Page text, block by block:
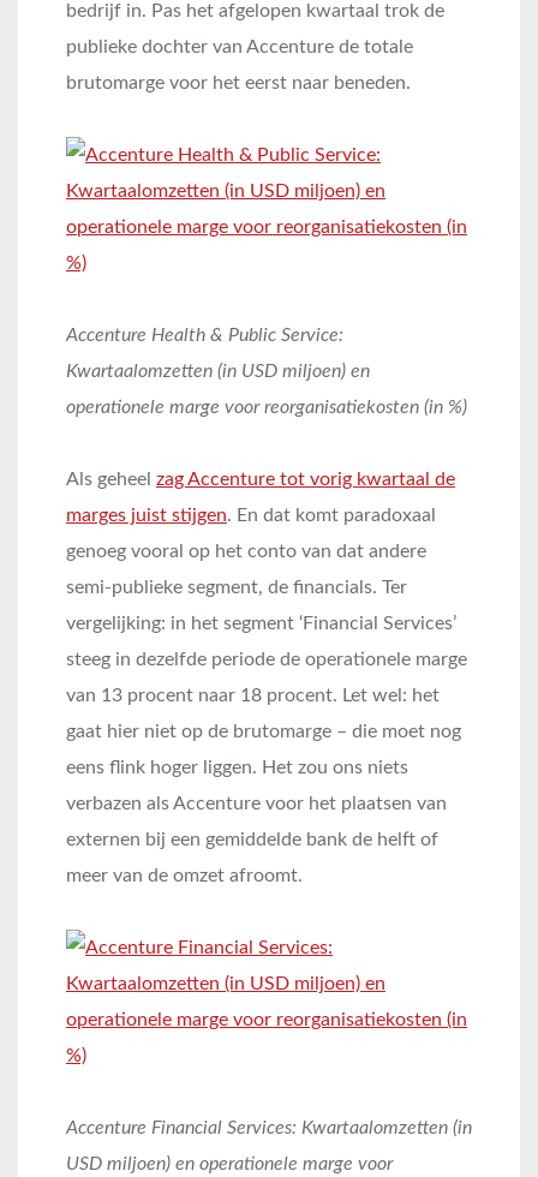
bedrijf in. Pas het afgelopen kwartaal trok de
publieke dochter van Accenture de totale
brutomarge voor het eerst naar beneden.
Accenture Health & Public Service:
Kwartaalomzetten (in USD miljoen) en
operationele marge voor reorganisatiekosten (in %)
Als geheel zag Accenture tot vorig kwartaal de
marges juist stijgen. En dat komt paradoxaal
genoeg vooral op het conto van dat andere
semi-publieke segment, de financials. Ter
vergelijking: in het segment ‘Financial Services’
steeg in dezelfde periode de operationele marge
van 13 procent naar 18 procent. Let wel: het
gaat hier niet op de brutomarge – die moet nog
eens flink hoger liggen. Het zou ons niets
verbazen als Accenture voor het plaatsen van
externen bij een gemiddelde bank de helft of
meer van de omzet afroomt.
Accenture Financial Services: Kwartaalomzetten (in
USD miljoen) en operationele marge voor